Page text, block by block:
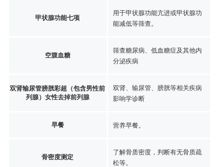
甲状腺功能七项
用于甲状腺功能亢进或甲状腺功
能减低等筛查。
空腹血糖
筛查糖尿病、低血糖症及其他内
分泌疾病
双肾输尿管膀胱彩超（包含男性前
列腺）女性去掉前列腺
双肾、输尿管、膀胱等相关疾病
影响学诊断
早餐 营养早餐。
骨密度测定
了解骨质密度，判断有无骨质疏
松等。